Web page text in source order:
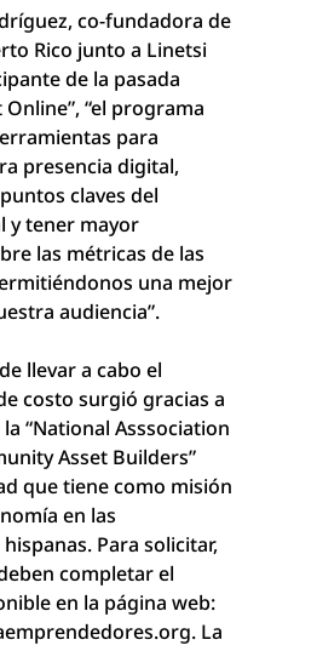
co-fundadora de
Rico junto a Linetsi
de la pasada
“el programa
para
presencia digital,
claves del
y tener mayor
las métricas de las
una mejor
audiencia”.
llevar a cabo el
costo surgió gracias a
“National Asssociation
Asset Builders”
que tiene como misión
en las
Para solicitar,
completar el
en la página web:
La